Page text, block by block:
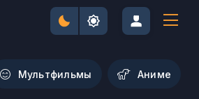
Мультфильмы Aниме